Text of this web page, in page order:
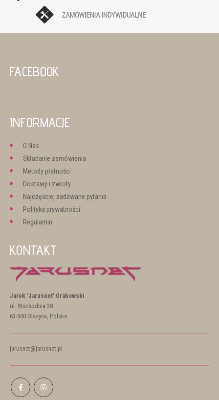
FACEBOOK
INFORMACJE
O Nas
Składanie zamówienia
Metody płatności
Dostawy i zwroty
Najczęściej zadawane pytania
Polityka prywatności
Regulamin
KONTAKT
Jarek 'Jarusnet' Grabowski
ul. Wschodnia 38
63-500 Olszyna, Polska
jarusnet@jarusnet.pl